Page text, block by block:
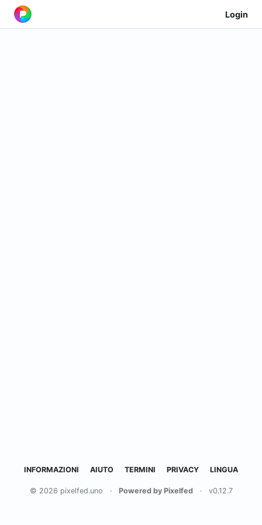
Login
INFORMAZIONI AIUTO TERMINI PRIVACY LINGUA
© 2026 pixelfed.uno · Powered by Pixelfed · v0.12.7